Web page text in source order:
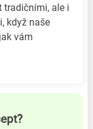
tradičními, ale i
když naše
vám